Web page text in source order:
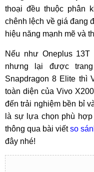
thoại đều thuộc phân
chênh lệch về giá đang
hiệu năng mạnh mẽ và
Nếu như Oneplus
nhưng lại được
Snapdragon 8 Elite thì
toàn diện của Vivo
đến trải nghiệm bền bỉ
là sự lựa chọn phù
thông qua bài viếtso
đây nhé!